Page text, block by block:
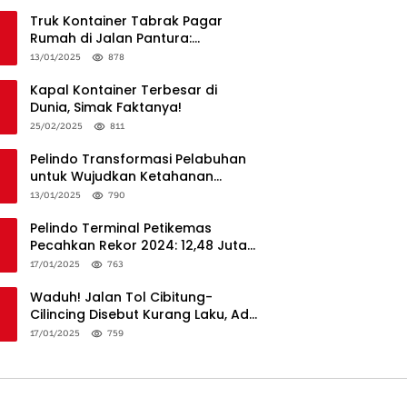
Truk Kontainer Tabrak Pagar
Rumah di Jalan Pantura:
Kronologi dan Langkah
13/01/2025 878
Kapal Kontainer Terbesar di
Dunia, Simak Faktanya!
25/02/2025 811
Pelindo Transformasi Pelabuhan
untuk Wujudkan Ketahanan
Logistik dan Daya Saing Global
13/01/2025 790
Pelindo Terminal Petikemas
Pecahkan Rekor 2024: 12,48 Juta
TEUs, Bukti Keunggulan Logistik
17/01/2025 763
Waduh! Jalan Tol Cibitung-
Cilincing Disebut Kurang Laku, Ada
Apa?
17/01/2025 759